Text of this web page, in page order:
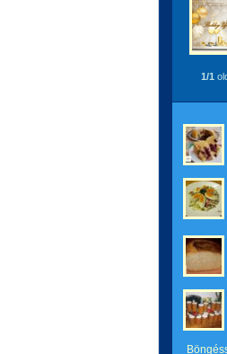
1/1